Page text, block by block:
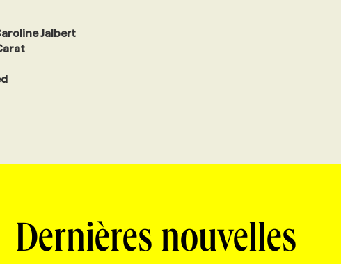
Jalbert
Dernières nouvelles